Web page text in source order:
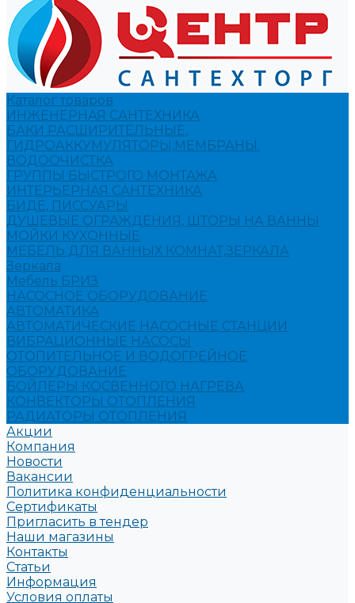
Каталог товаров
ИНЖЕНЕРНАЯ САНТЕХНИКА
БАКИ РАСШИРИТЕЛЬНЫЕ,
ГИДРОАККУМУЛЯТОРЫ,МЕМБРАНЫ.
ВОДООЧИСТКА
ГРУППЫ БЫСТРОГО МОНТАЖА
ИНТЕРЬЕРНАЯ САНТЕХНИКА
БИДЕ, ПИССУАРЫ
ДУШЕВЫЕ ОГРАЖДЕНИЯ, ШТОРЫ НА ВАННЫ
МОЙКИ КУХОННЫЕ
МЕБЕЛЬ ДЛЯ ВАННЫХ КОМНАТ,ЗЕРКАЛА
Зеркала
Мебель БРИЗ
НАСОСНОЕ ОБОРУДОВАНИЕ
АВТОМАТИКА
АВТОМАТИЧЕСКИЕ НАСОСНЫЕ СТАНЦИИ
ВИБРАЦИОННЫЕ НАСОСЫ
ОТОПИТЕЛЬНОЕ И ВОДОГРЕЙНОЕ
ОБОРУДОВАНИЕ
БОЙЛЕРЫ КОСВЕННОГО НАГРЕВА
КОНВЕКТОРЫ ОТОПЛЕНИЯ
РАДИАТОРЫ ОТОПЛЕНИЯ
Акции
Компания
Новости
Вакансии
Политика конфиденциальности
Сертификаты
Пригласить в тендер
Наши магазины
Контакты
Статьи
Информация
Условия оплаты